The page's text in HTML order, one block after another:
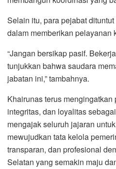
Selain itu, para pejabat
dalam memberikan pelayanan
“Jangan bersikap pasif.
tunjukkan bahwa saudara
jabatan ini,” tambahnya.
Khairunas terus
integritas, dan loyalitas
mengajak seluruh jajaran
mewujudkan tata kelola
transparan, dan profesional
Selatan yang semakin maju